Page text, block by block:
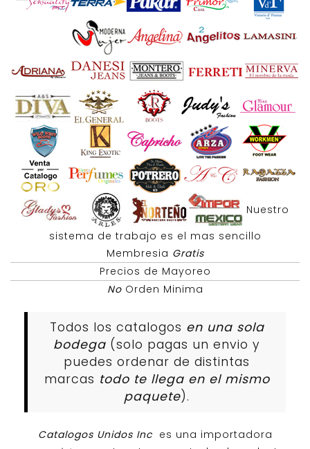
Nuestro
sistema de trabajo es el mas sencillo
Membresia Gratis
Precios de Mayoreo
NoOrden Minima
Todos los catalogos en una sola
bodega (solo pagas un envio y
puedes ordenar de distintas
marcas todo te llega en el mismo
paquete).
Catalogos Unidos Inc es una importadora